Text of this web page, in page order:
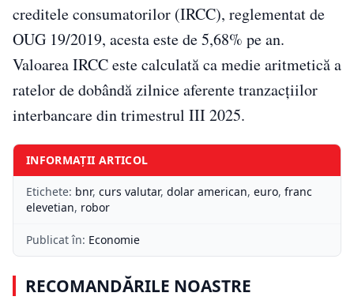
creditele consumatorilor (IRCC), reglementat de
OUG 19/2019, acesta este de 5,68% pe an.
Valoarea IRCC este calculată ca medie aritmetică a
ratelor de dobândă zilnice aferente tranzacțiilor
interbancare din trimestrul III 2025.
INFORMAȚII ARTICOL
Etichete: bnr, curs valutar, dolar american, euro, franc
elevetian, robor
Publicat în: Economie
RECOMANDĂRILE NOASTRE